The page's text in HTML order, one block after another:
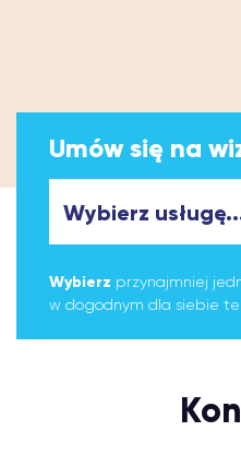
Umów się na
Wybierz przynajmniej
w dogodnym dla siebie